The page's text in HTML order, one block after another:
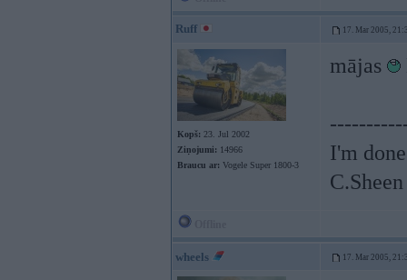
Ruff 17. Mar 2005,
Kopš: 23. Jul 2002
Ziņojumi: 14966
Braucu ar: Vogele Super 1800-3
mājas
I'm
C.Sheen
wheels 17. Mar 2005,